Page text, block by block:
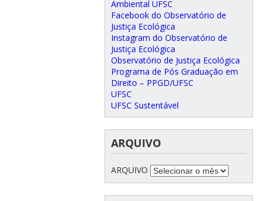
Ambiental UFSC
Facebook do Observatório de
Justiça Ecológica
Instagram do Observatório de
Justiça Ecológica
Observatório de Justiça Ecológica
Programa de Pós Graduação em
Direito – PPGD/UFSC
UFSC
UFSC Sustentável
ARQUIVO
ARQUIVO